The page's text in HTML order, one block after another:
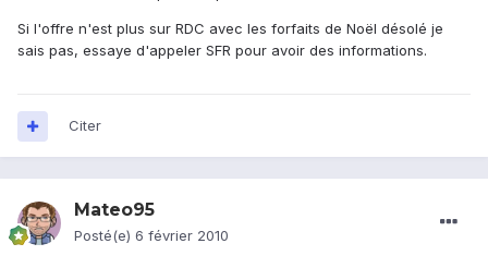
Si l'offre n'est plus sur RDC avec les forfaits de Noël désolé je
sais pas, essaye d'appeler SFR pour avoir des informations.
Citer
Mateo95
Posté(e) 6 février 2010